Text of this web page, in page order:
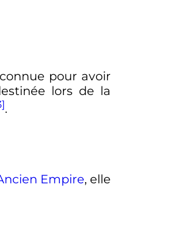
pour avoir
lors de la
.
Empire, elle